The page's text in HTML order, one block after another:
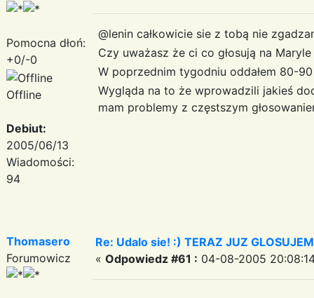
Pomocna dłoń:
+0/-0
Offline
Debiut:
2005/06/13
Wiadomości:
94
@lenin całkowicie sie z tobą nie
Czy uważasz że ci co głosują na
W poprzednim tygodniu oddałem 80-
Wygląda na to że wprowadzili jakieś
mam problemy z częstszym
Thomasero
Forumowicz
Re: Udalo sie! :) TERAZ JUZ
« Odpowiedz #61 : 04-08-2005